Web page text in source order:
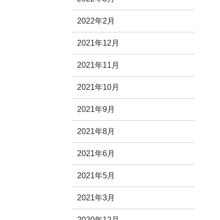
2022年2月
2021年12月
2021年11月
2021年10月
2021年9月
2021年8月
2021年6月
2021年5月
2021年3月